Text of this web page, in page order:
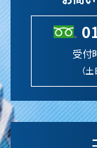
受付
（